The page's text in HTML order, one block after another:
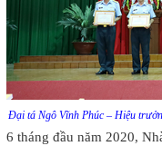
Đại tá Ngô Vĩnh Phúc – Hiệu
6 tháng đầu năm 2020,